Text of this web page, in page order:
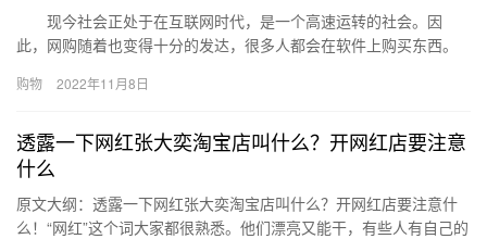
现今社会正处于在互联网时代，是一个高速运转的社会。因
此，网购随着也变得十分的发达，很多人都会在软件上购买东西。
起看看淘…
购物 2022年11月8日
透露一下网红张大奕淘宝店叫什么？开网红店要注意
什么
原文大纲：透露一下网红张大奕淘宝店叫什么？开网红店要注意什
么！“网红”这个词大家都很熟悉。他们漂亮又能干，有些人有自己的